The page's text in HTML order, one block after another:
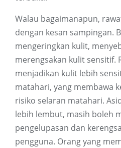
Walau bagaimanapun,
dengan kesan sampingan.
mengeringkan kulit,
merengsakan kulit sensitif.
menjadikan kulit lebih
matahari, yang membawa
risiko selaran matahari.
lebih lembut, masih boleh
pengelupasan dan
pengguna. Orang yang